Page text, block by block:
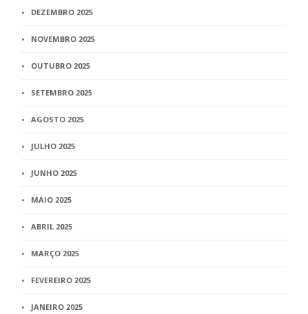
DEZEMBRO 2025
NOVEMBRO 2025
OUTUBRO 2025
SETEMBRO 2025
AGOSTO 2025
JULHO 2025
JUNHO 2025
MAIO 2025
ABRIL 2025
MARÇO 2025
FEVEREIRO 2025
JANEIRO 2025